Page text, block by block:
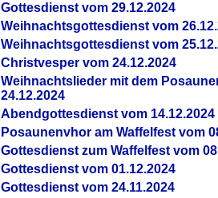
Gottesdienst vom 29.12.2024
Weihnachtsgottesdienst vom
Weihnachtsgottesdienst vom
Christvesper vom 24.12.2024
Weihnachtslieder mit dem
24.12.2024
Abendgottesdienst vom 14.12.2024
Posaunenvhor am Waffelfest vom
Gottesdienst zum Waffelfest vom
Gottesdienst vom 01.12.2024
Gottesdienst vom 24.11.2024